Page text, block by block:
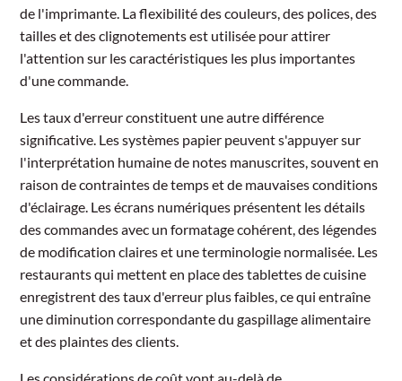
de l'imprimante. La flexibilité des couleurs, des polices, des
tailles et des clignotements est utilisée pour attirer
l'attention sur les caractéristiques les plus importantes
d'une commande.
Les taux d'erreur constituent une autre différence
significative. Les systèmes papier peuvent s'appuyer sur
l'interprétation humaine de notes manuscrites, souvent en
raison de contraintes de temps et de mauvaises conditions
d'éclairage. Les écrans numériques présentent les détails
des commandes avec un formatage cohérent, des légendes
de modification claires et une terminologie normalisée. Les
restaurants qui mettent en place des tablettes de cuisine
enregistrent des taux d'erreur plus faibles, ce qui entraîne
une diminution correspondante du gaspillage alimentaire
et des plaintes des clients.
Les considérations de coût vont au-delà de